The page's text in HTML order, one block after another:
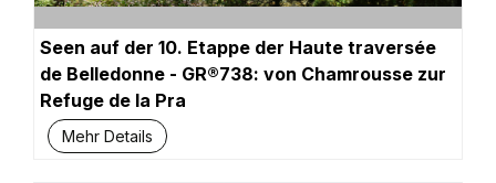
Seen auf der 10. Etappe der Haute traversée
de Belledonne - GR®738: von Chamrousse zur
Refuge de la Pra
Mehr Details